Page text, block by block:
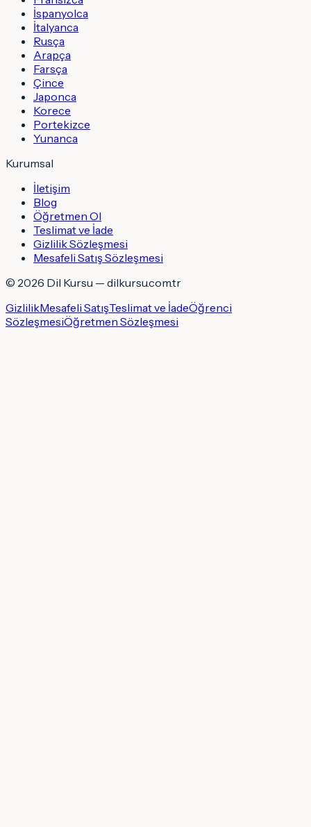
İspanyolca
İtalyanca
Rusça
Arapça
Farsça
Çince
Japonca
Korece
Portekizce
Yunanca
Kurumsal
İletişim
Blog
Öğretmen Ol
Teslimat ve İade
Gizlilik Sözleşmesi
Mesafeli Satış Sözleşmesi
© 2026 Dil Kursu — dilkursu.com.tr
GizlilikMesafeli SatışTeslimat ve İadeÖğrenci
SözleşmesiÖğretmen Sözleşmesi